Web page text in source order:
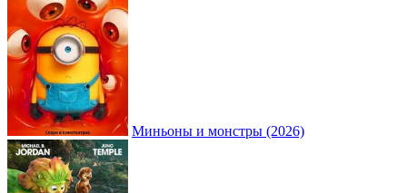
Миньоны и монстры (2026)